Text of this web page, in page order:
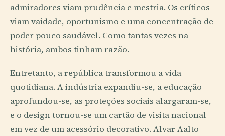
admiradores viam prudência e mestria. Os críticos
viam vaidade, oportunismo e uma concentração de
poder pouco saudável. Como tantas vezes na
história, ambos tinham razão.
Entretanto, a república transformou a vida
quotidiana. A indústria expandiu-se, a educação
aprofundou-se, as proteções sociais alargaram-se,
e o design tornou-se um cartão de visita nacional
em vez de um acessório decorativo. Alvar Aalto